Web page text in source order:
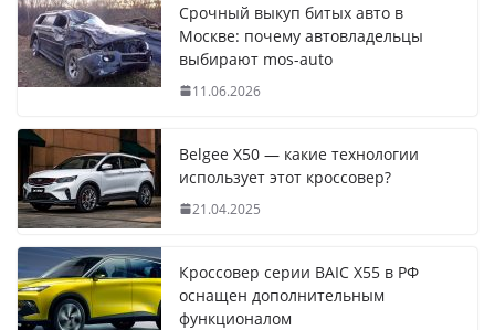
Срочный выкуп битых авто в
Москве: почему автовладельцы
выбирают mos-auto
11.06.2026
Belgee X50 — какие технологии
использует этот кроссовер?
21.04.2025
Кроссовер серии BAIC X55 в РФ
оснащен дополнительным
функционалом